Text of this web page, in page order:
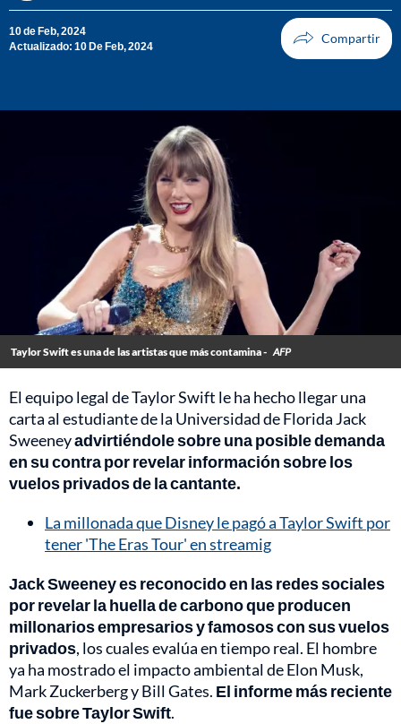
10 de Feb, 2024
Actualizado: 10 De Feb, 2024
Taylor Swift es una de las artistas que más contamina - AFP
El equipo legal de Taylor Swift le ha hecho llegar una
carta al estudiante de la Universidad de Florida Jack
Sweeneyadvirtiéndole sobre una posible demanda
en su contra por revelar información sobre los
vuelos privados de la cantante.
La millonada que Disney le pagó a Taylor Swift por
tener 'The Eras Tour' en streamig
Jack Sweeney es reconocido en las redes sociales
por revelar la huella de carbono que producen
millonarios empresarios y famosos con sus vuelos
privados, los cuales evalúa en tiempo real. El hombre
ya ha mostrado el impacto ambiental de Elon Musk,
Mark Zuckerberg y Bill Gates. El informe más reciente
fue sobre Taylor Swift.